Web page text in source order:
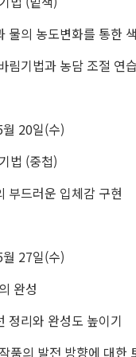
물의 농도변화를 통한
림기법과 농담 조절 연습
20일(수)
법 (중첩)
부드러운 입체감 구현
27일(수)
완성
정리와 완성도 높이기
품의 발전 방향에 대한